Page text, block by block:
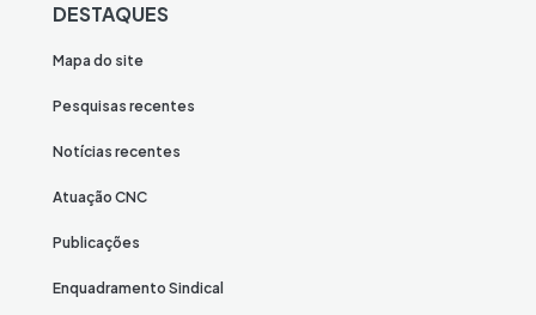
DESTAQUES
Mapa do site
Pesquisas recentes
Notícias recentes
Atuação CNC
Publicações
Enquadramento Sindical